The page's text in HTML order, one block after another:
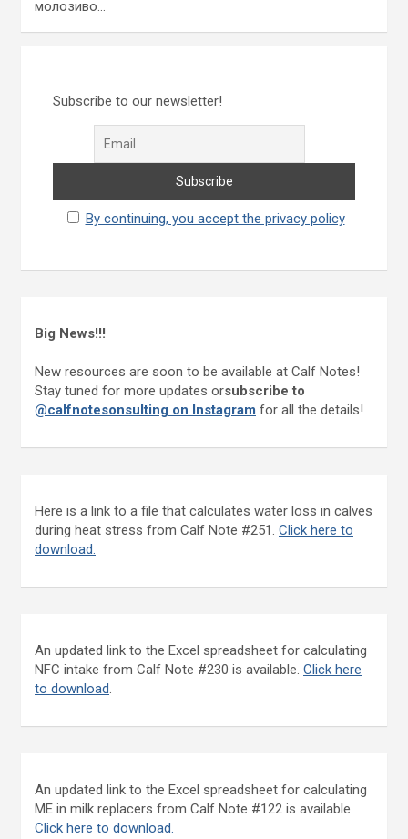
молозиво…
Subscribe to our newsletter!
By continuing, you accept the privacy policy
Big News!!!
New resources are soon to be available at Calf Notes!
Stay tuned for more updates orsubscribe to
@calfnotesonsulting on Instagram for all the details!
Here is a link to a file that calculates water loss in calves
during heat stress from Calf Note #251. Click here to
download.
An updated link to the Excel spreadsheet for calculating
NFC intake from Calf Note #230 is available. Click here
to download.
An updated link to the Excel spreadsheet for calculating
ME in milk replacers from Calf Note #122 is available.
Click here to download.